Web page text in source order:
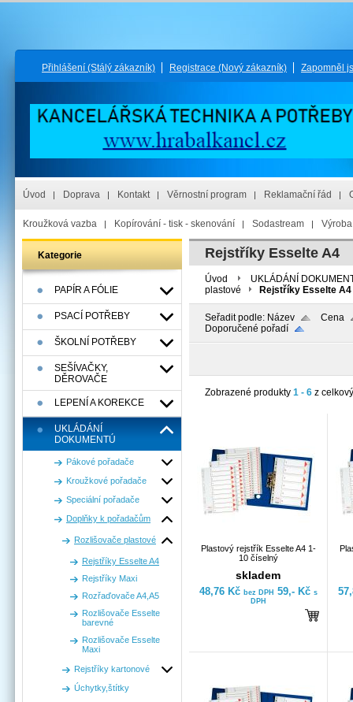
Přihlášení (Stálý zákazník) Registrace (Nový zákazník) Zapomněl
Úvod Doprava Kontakt Věrnostní program Reklamační řád
Kroužková vazba Kopírování - tisk - skenování Sodastream
Kategorie
PAPÍR A FÓLIE
PSACÍ POTŘEBY
ŠKOLNÍ POTŘEBY
SEŠÍVAČKY,
DĚROVAČE
LEPENÍ A KOREKCE
UKLÁDÁNÍ
DOKUMENTÚ
Pákové pořadače
Kroužkové pořadače
Speciální pořadače
Doplňky k pořadačům
Rozlišovače plastové
Rejstříky Esselte A4
Rejstříky Maxi
Rozřaďovače A4,A5
Rozlišovače Esselte
barevné
Rozlišovače Esselte
Maxi
Rejstříky kartonové
Úchytky,štítky
Rejstříky Esselte A4
Úvod
UKLÁDÁNÍ
plastové
Rejstříky Esselte A4
Seřadit podle: Název
Cena
Doporučené pořadí
Zobrazené produkty 1 - 6 z
Plastový rejstřík Esselte A4 1-
10 číselný
skladem
48,76 Kč bez DPH 59,- Kč s
DPH